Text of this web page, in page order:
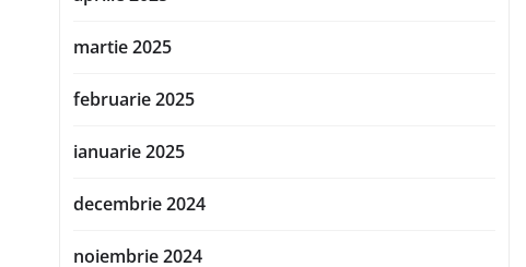
martie 2025
februarie 2025
ianuarie 2025
decembrie 2024
noiembrie 2024